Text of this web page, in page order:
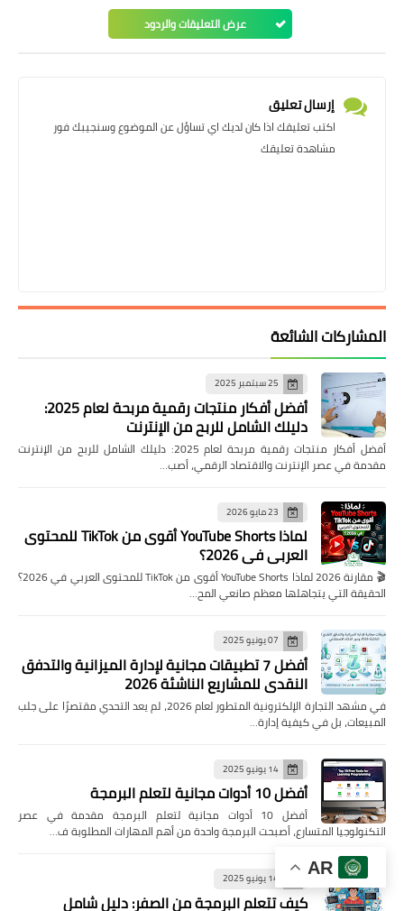
عرض التعليقات والردود
إرسال تعليق
اكتب تعليقك اذا كان لديك اي تساؤل عن الموضوع وسنجيبك فور
مشاهدة تعليقك
المشاركات الشائعة
25 سبتمبر 2025
أفضل أفكار منتجات رقمية مربحة لعام 2025:
دليلك الشامل للربح من الإنترنت
أفضل أفكار منتجات رقمية مربحة لعام 2025: دليلك الشامل للربح من الإنترنت
مقدمة في عصر الإنترنت والاقتصاد الرقمي، أصب…
23 مايو 2026
لماذا YouTube Shorts أقوى من TikTok للمحتوى
العربي في 2026؟
🎬 مقارنة 2026 لماذا YouTube Shorts أقوى من TikTok للمحتوى العربي في 2026؟
الحقيقة التي يتجاهلها معظم صانعي المح…
07 يونيو 2025
أفضل 7 تطبيقات مجانية لإدارة الميزانية والتدفق
النقدي للمشاريع الناشئة 2026
في مشهد التجارة الإلكترونية المتطور لعام 2026، لم يعد التحدي مقتصرًا على جلب
المبيعات، بل في كيفية إدارة…
14 يونيو 2025
أفضل 10 أدوات مجانية لتعلم البرمجة
أفضل 10 أدوات مجانية لتعلم البرمجة مقدمة في عصر
التكنولوجيا المتسارع، أصبحت البرمجة واحدة من أهم المهارات المطلوبة ف…
14 يونيو 2025
كيف تتعلم البرمجة من الصفر: دليل شامل
AR